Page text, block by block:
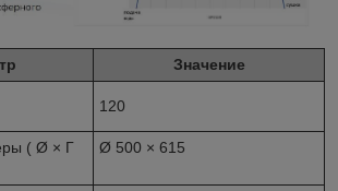
Значение
120
( Ø × Г
Ø 500 × 615